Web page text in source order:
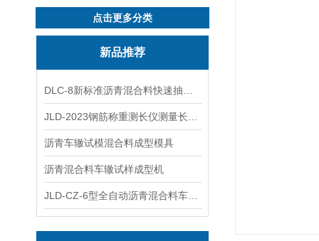
点击更多分类
新品推荐
沥青车辙试模混合料成型模具
沥青混合料车辙试样成型机